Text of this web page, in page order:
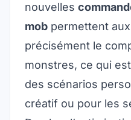
nouvelles
mob permettent
précisément le
monstres, ce qui
des scénarios
créatif ou pour les